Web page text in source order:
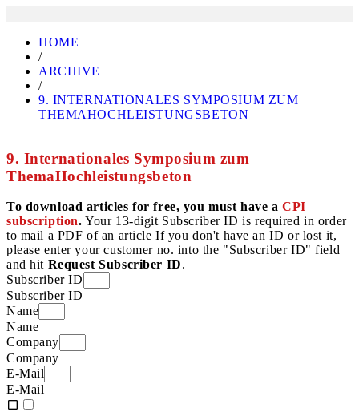
HOME
/
ARCHIVE
/
9. INTERNATIONALES SYMPOSIUM ZUM
THEMAHOCHLEISTUNGSBETON
9. Internationales Symposium zum
ThemaHochleistungsbeton
To download articles for free, you must have aCPI
subscription. Your 13-digit Subscriber ID is required in order
to mail a PDF of an article If you don't have an ID or lost it,
please enter your customer no. into the "Subscriber ID" field
and hit Request Subscriber ID.
Subscriber ID
Subscriber ID
Name
Name
Company
Company
E-Mail
E-Mail